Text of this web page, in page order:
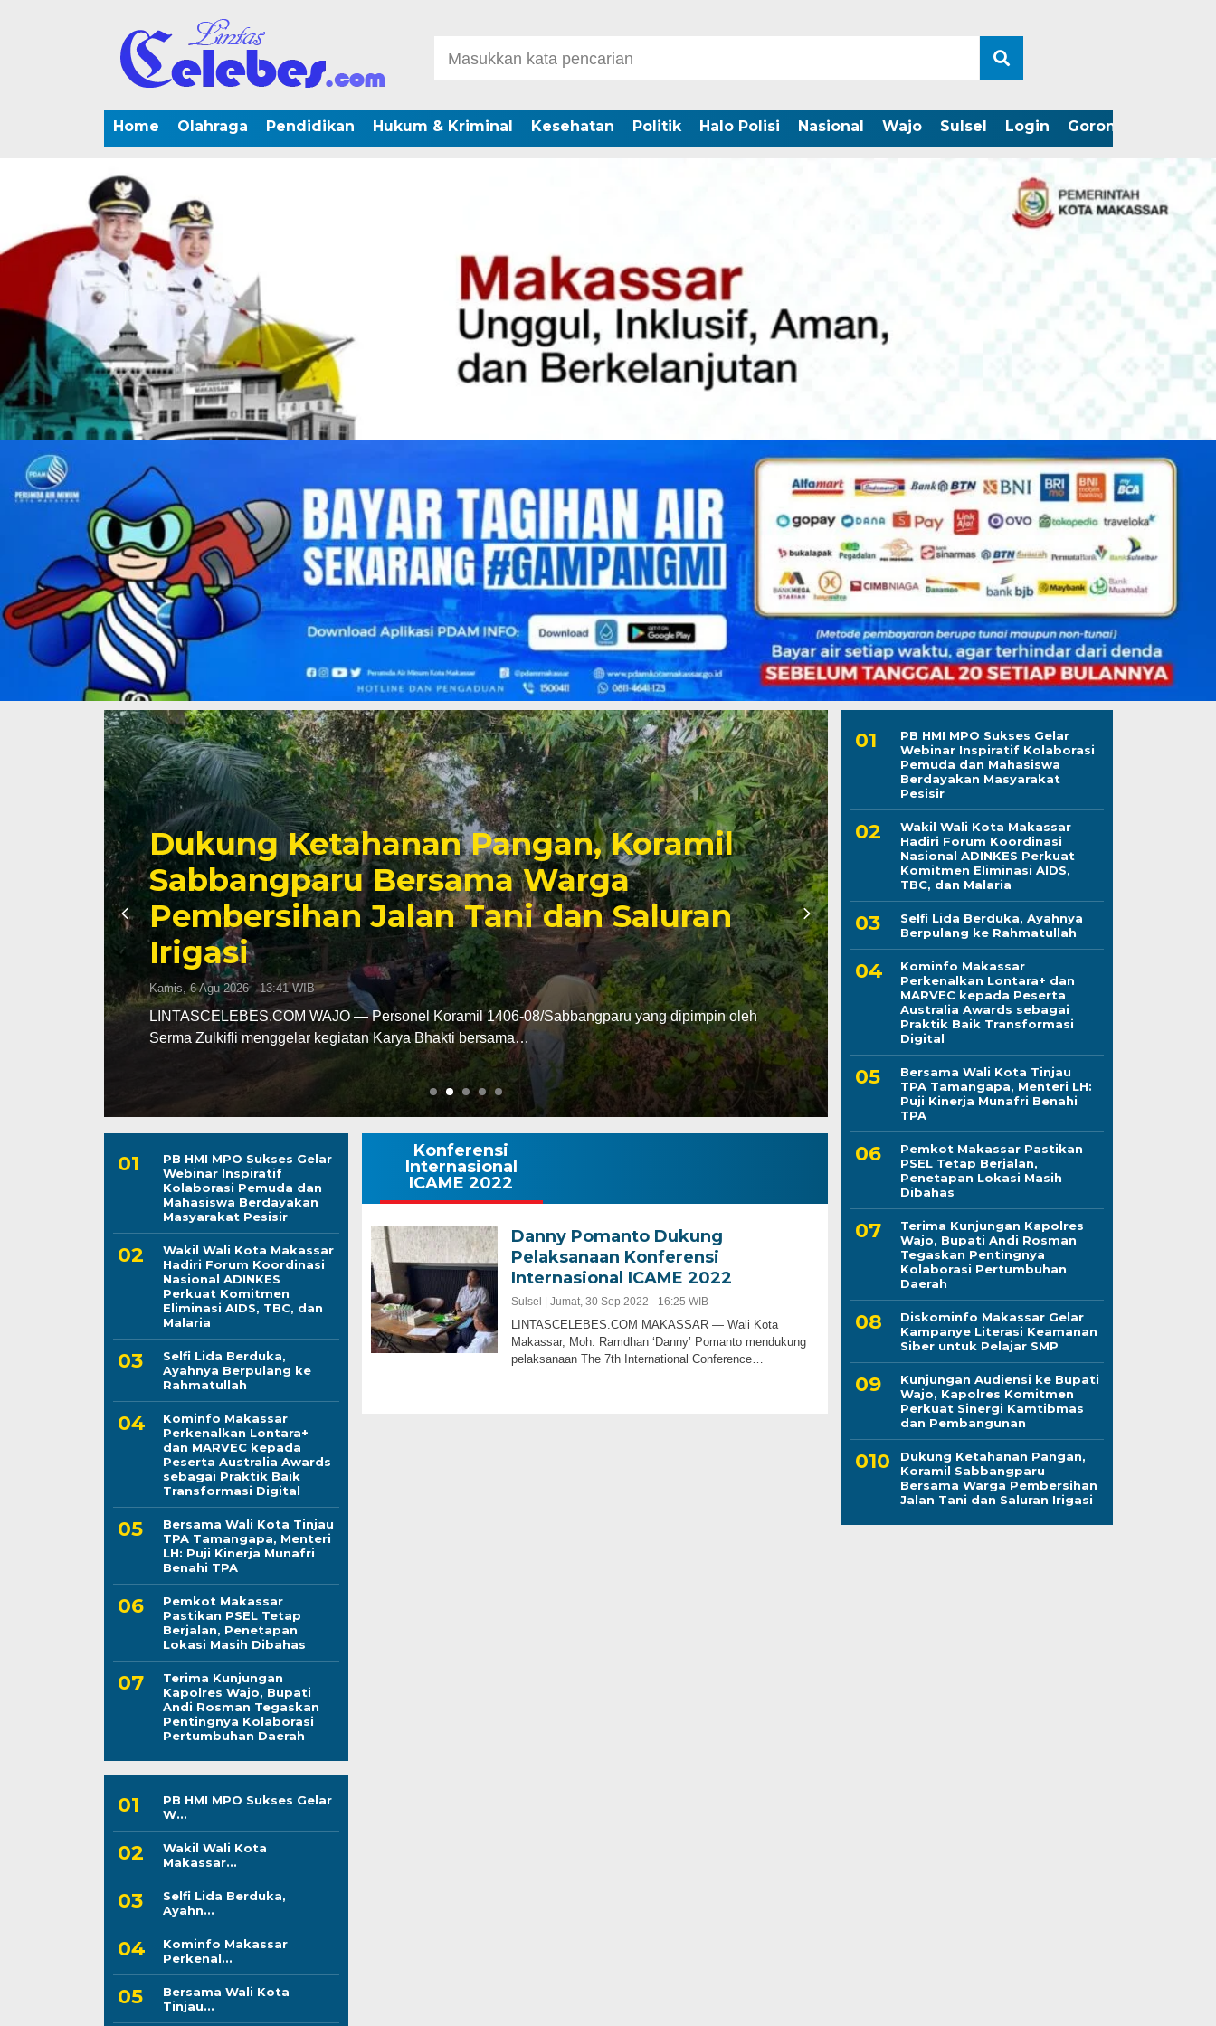
Home Olahraga Pendidikan Hukum & Kriminal Kesehatan Politik Halo Polisi Nasional Wajo Sulsel Login Gorontalo
Kunjungan Audiensi ke Bupati Wajo,
Kapolres Komitmen Perkuat Sinergi
Kamtibmas dan Pembangunan
Kamis, 6 Agu 2026 - 13:14 WIB
LINTASCELEBES.COM WAJO — Kapolres Wajo AKBP Douglas Mahendrajaya melakukan
kunjungan silaturahmi ke ruang kerja Bupati Wajo…
Pemkot Makassar
Berjalan, Penetapan
Dibahas
Kamis, 6 Agu 2026 - 12:34 WIB
LINTASCELEBES.COM MAKASSAR — Wali Kota
Pemerintah Kota Makassar tetap membuka ruang
PB HMI MPO Sukses Gelar
Webinar Inspiratif
Kolaborasi Pemuda dan
Mahasiswa Berdayakan
Masyarakat Pesisir
Wakil Wali Kota Makassar
Hadiri Forum Koordinasi
Nasional ADINKES
Perkuat Komitmen
Eliminasi AIDS, TBC, dan
Malaria
Selfi Lida Berduka,
Ayahnya Berpulang ke
Rahmatullah
Kominfo Makassar
Perkenalkan Lontara+
dan MARVEC kepada
Peserta Australia Awards
sebagai Praktik Baik
Transformasi Digital
Bersama Wali Kota Tinjau
TPA Tamangapa, Menteri
LH: Puji Kinerja Munafri
Benahi TPA
Pemkot Makassar
Pastikan PSEL Tetap
Berjalan, Penetapan
Lokasi Masih Dibahas
Terima Kunjungan
Kapolres Wajo, Bupati
Andi Rosman Tegaskan
Pentingnya Kolaborasi
Pertumbuhan Daerah
PB HMI MPO Sukses Gelar
W...
Wakil Wali Kota
Makassar...
Selfi Lida Berduka,
Ayahn...
Kominfo Makassar
Perkenal...
Bersama Wali Kota
Tinjau...
Konferensi
Internasional
ICAME 2022
Danny Pomanto Dukung
Pelaksanaan Konferensi
Internasional ICAME 2022
Sulsel | Jumat, 30 Sep 2022 - 16:25 WIB
LINTASCELEBES.COM MAKASSAR — Wali Kota
Makassar, Moh. Ramdhan ‘Danny’ Pomanto mendukung
pelaksanaan The 7th International Conference…
PB HMI MPO Sukses Gelar
Webinar Inspiratif Kolaborasi
Pemuda dan Mahasiswa
Berdayakan Masyarakat
Pesisir
Wakil Wali Kota Makassar
Hadiri Forum Koordinasi
Nasional ADINKES Perkuat
Komitmen Eliminasi AIDS,
TBC, dan Malaria
Selfi Lida Berduka, Ayahnya
Berpulang ke Rahmatullah
Kominfo Makassar
Perkenalkan Lontara+ dan
MARVEC kepada Peserta
Australia Awards sebagai
Praktik Baik Transformasi
Digital
Bersama Wali Kota Tinjau
TPA Tamangapa, Menteri LH:
Puji Kinerja Munafri Benahi
TPA
Pemkot Makassar Pastikan
PSEL Tetap Berjalan,
Penetapan Lokasi Masih
Dibahas
Terima Kunjungan Kapolres
Wajo, Bupati Andi Rosman
Tegaskan Pentingnya
Kolaborasi Pertumbuhan
Daerah
Diskominfo Makassar Gelar
Kampanye Literasi Keamanan
Siber untuk Pelajar SMP
Kunjungan Audiensi ke Bupati
Wajo, Kapolres Komitmen
Perkuat Sinergi Kamtibmas
dan Pembangunan
Dukung Ketahanan Pangan,
Koramil Sabbangparu
Bersama Warga Pembersihan
Jalan Tani dan Saluran Irigasi